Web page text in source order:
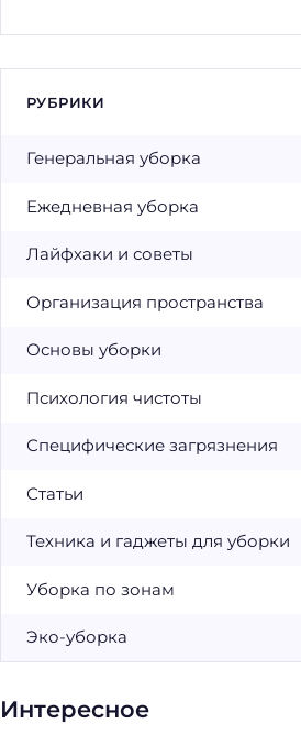
РУБРИКИ
Генеральная уборка
Ежедневная уборка
Лайфхаки и советы
Организация пространства
Основы уборки
Психология чистоты
Специфические загрязнения
Статьи
Техника и гаджеты для уборки
Уборка по зонам
Эко-уборка
Интересное